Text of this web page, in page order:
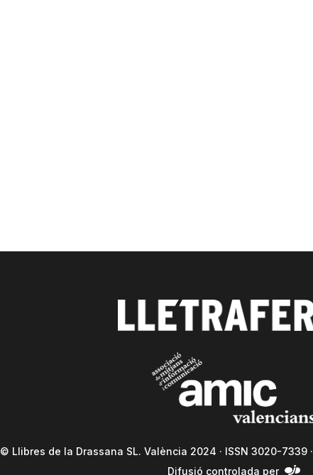
© Llibres de la Drassana SL. València 2024 · ISSN 3020-7339 ·
Difusió controlada per